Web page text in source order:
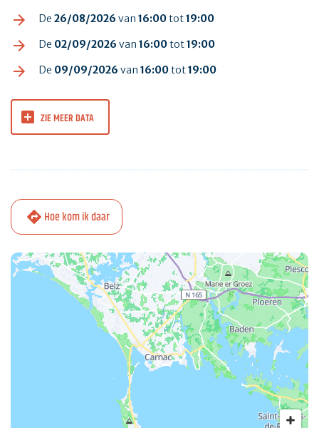
De 26/08/2026 van 16:00tot19:00
De 02/09/2026 van 16:00tot19:00
De 09/09/2026 van 16:00tot19:00
ZIE MEER DATA
Hoe kom ik daar